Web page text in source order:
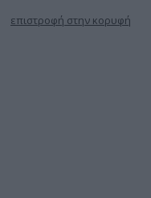
επιστροφή στην κορυφή